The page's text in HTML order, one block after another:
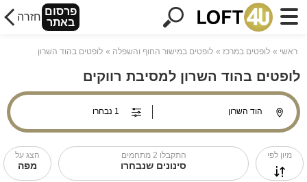
פרסום
באתר חזרה
ראשי לופטים במרכז לופטים במישור החוף והשפלה לופטים בהוד השרון
לופטים בהוד השרון למסיבת רווקים
מיון לפי התקבלו 2 מתחמים
סינונים שנבחרו
הצג על
מפה